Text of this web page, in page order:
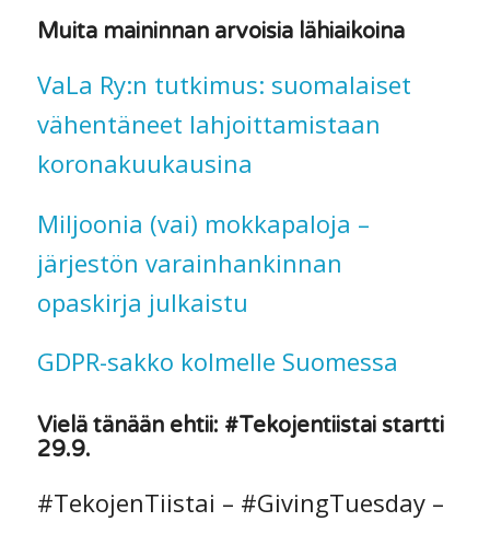
Muita maininnan arvoisia lähiaikoina
VaLa Ry:n tutkimus: suomalaiset
vähentäneet lahjoittamistaan
koronakuukausina
Miljoonia (vai) mokkapaloja –
järjestön varainhankinnan
opaskirja julkaistu
GDPR-sakko kolmelle Suomessa
Vielä tänään ehtii: #Tekojentiistai startti
29.9.
#TekojenTiistai – #GivingTuesday –